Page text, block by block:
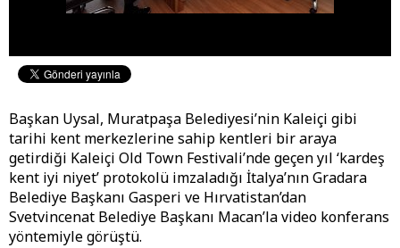
Başkan Uysal, Muratpaşa Belediyesi’nin Kaleiçi gibi
tarihi kent merkezlerine sahip kentleri bir araya
getirdiği Kaleiçi Old Town Festivali’nde geçen yıl ‘kardeş
kent iyi niyet’ protokolü imzaladığı İtalya’nın Gradara
Belediye Başkanı Gasperi ve Hırvatistan’dan
Svetvincenat Belediye Başkanı Macan’lavideo konferans
yöntemiyle görüştü.